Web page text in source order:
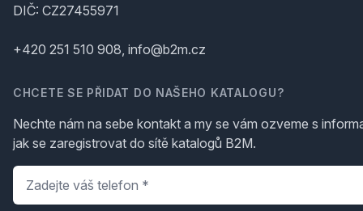
DIČ: CZ27455971
+420 251 510 908, info@b2m.cz
CHCETE SE PŘIDAT DO NAŠEHO KATALOGU?
Nechte nám na sebe kontakt a my se vám ozveme s
jak se zaregistrovat do sítě katalogů B2M.
Telefon